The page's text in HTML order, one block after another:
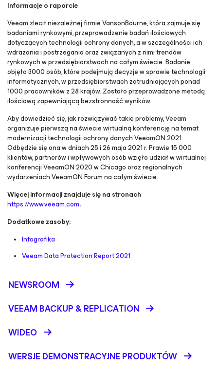
Informacje o raporcie
Veeam zlecił niezależnej firmie VansonBourne, która zajmuje się
badaniami rynkowymi, przeprowadzenie badań ilościowych
dotyczących technologii ochrony danych, a w szczególności ich
wdrażania i postrzegania oraz związanych z nimi trendów
rynkowych w przedsiębiorstwach na całym świecie. Badanie
objęło 3000 osób, które podejmują decyzje w sprawie technologii
informatycznych, w przedsiębiorstwach zatrudniających ponad
1000 pracowników z 28 krajów. Zostało przeprowadzone metodą
ilościową zapewniającą bezstronność wyników.
Aby dowiedzieć się, jak rozwiązywać takie problemy, Veeam
organizuje pierwszą na świecie wirtualną konferencję na temat
modernizacji technologii ochrony danych VeeamON 2021.
Odbędzie się ona w dniach 25 i 26 maja 2021 r. Prawie 15 000
klientów, partnerów i wpływowych osób wzięło udział w wirtualnej
konferencji VeeamON 2020 w Chicago oraz regionalnych
wydarzeniach VeeamON Forum na całym świecie.
Więcej informacji znajduje się na stronach
https://www.veeam.com.
Dodatkowe zasoby:
Infografika
Veeam Data Protection Report 2021
NEWSROOM
VEEAM BACKUP &REPLICATION
WIDEO
WERSJE DEMONSTRACYJNE PRODUKTÓW